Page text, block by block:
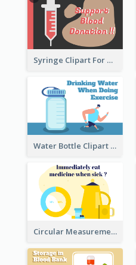
Syringe Clipart For Blood Donation
Water Bottle Clipart
Circular Measurement Of 2 Group